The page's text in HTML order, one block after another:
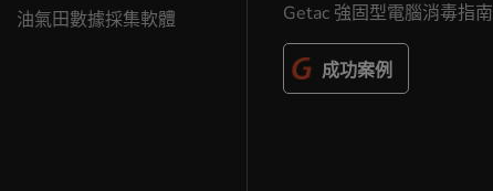
油氣田數據採集軟體
Getac 強固型電腦消毒指南
成功案例